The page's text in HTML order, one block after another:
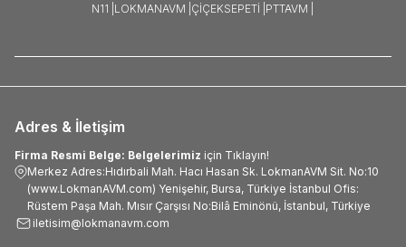
N11 | LOKMANAVM | ÇIÇEKSEPETI | PTTAVM |
Adres & İletişim
Firma Resmi Belge: Belgelerimiz için Tıklayın!
Merkez Adres:Hıdırbali Mah. Hacı Hasan Sk. LokmanAVM Sit. No:10
(www.LokmanAVM.com) Yenişehir, Bursa, Türkiye İstanbul Ofis:
Rüstem Paşa Mah. Mısır Çarşısı No:Bilâ Eminönü, İstanbul, Türkiye
iletisim@lokmanavm.com